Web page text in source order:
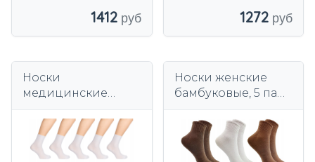
1412 1272
Носки
медицинские
давления, 5 пар,
хлопок.
Носки женские
бамбуковые, 5 пар,